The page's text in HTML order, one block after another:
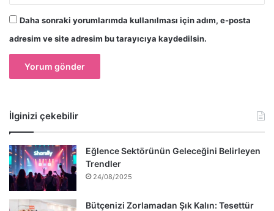
Daha sonraki yorumlarımda kullanılması için adım, e-posta
adresim ve site adresim bu tarayıcıya kaydedilsin.
İlginizi çekebilir
Eğlence Sektörünün Geleceğini Belirleyen
Trendler
24/08/2025
Bütçenizi Zorlamadan Şık Kalın: Tesettür